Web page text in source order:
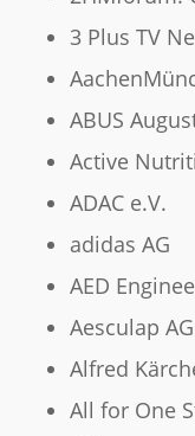
3 Plus TV
ABUS
Active
ADAC e.V.
adidas AG
AED
Aesculap
Alfred
All for One